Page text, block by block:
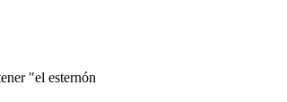
"el esternón